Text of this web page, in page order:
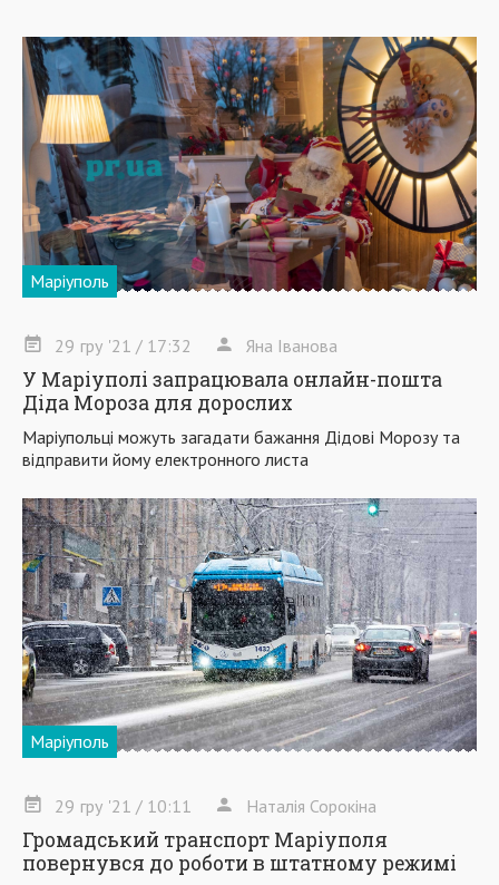
Маріуполь
29 гру '21 / 17:32 Яна Іванова
У Маріуполі запрацювала онлайн-пошта
Діда Мороза для дорослих
Маріупольці можуть загадати бажання Дідові Морозу та
відправити йому електронного листа
Маріуполь
29 гру '21 / 10:11 Наталія Сорокіна
Громадський транспорт Маріуполя
повернувся до роботи в штатному режимі